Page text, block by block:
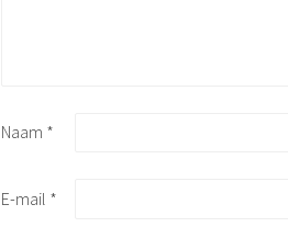
Naam *
E-mail *